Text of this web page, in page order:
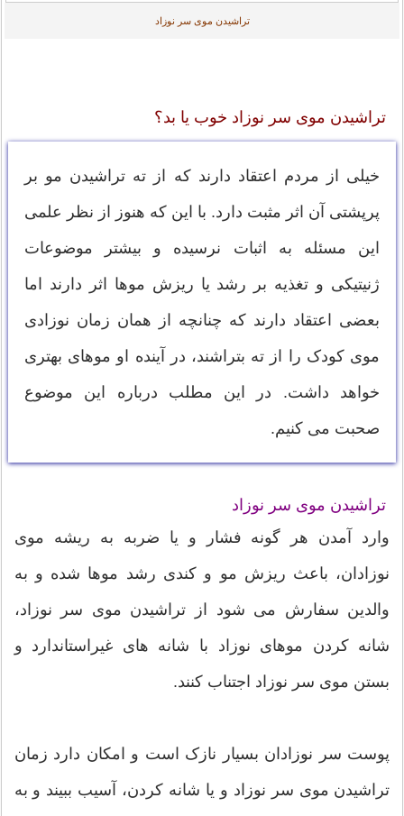
تراشیدن موی سر نوزاد
تراشیدن موی سر نوزاد خوب یا بد؟
خیلی از مردم اعتقاد دارند که از ته تراشیدن مو بر
پرپشتی آن اثر مثبت دارد. با این که هنوز از نظر علمی
این مسئله به اثبات نرسیده و بیشتر موضوعات
ژنیتیکی و تغذیه بر رشد یا ریزش موها اثر دارند اما
بعضی اعتقاد دارند که چنانچه از همان زمان نوزادی
موی کودک را از ته بتراشند، در آینده او موهای بهتری
خواهد داشت. در این مطلب درباره این موضوع
صحبت می کنیم.
تراشیدن موی سر نوزاد
وارد آمدن هر گونه فشار و یا ضربه به ریشه موی
نوزادان، باعث ریزش مو و کندی رشد موها شده و به
والدین سفارش می‌ شود از تراشیدن موی سر نوزاد،
شانه کردن موهای نوزاد با شانه‌ های غیراستاندارد و
بستن موی سر نوزاد اجتناب کنند.
پوست سر نوزادان بسیار نازک است و امکان دارد زمان
تراشیدن موی سر نوزاد و یا شانه کردن، آسیب ببیند و به